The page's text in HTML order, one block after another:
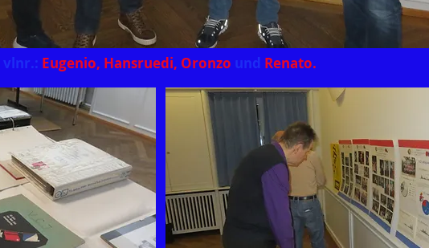
vlnr.: Eugenio, Hansruedi, Oronzo und Renato.